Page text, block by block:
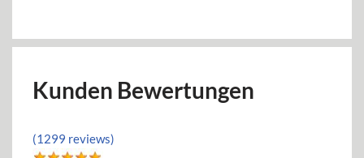
Kunden Bewertungen
(1299 reviews)